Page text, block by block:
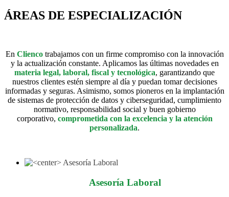
ÁREAS DE ESPECIALIZACIÓN
En Cliencotrabajamos con un firme compromiso con la innovación
y la actualización constante. Aplicamos las últimas novedades en
materia legal, laboral, fiscal y tecnológica, garantizando que
nuestros clientes estén siempre al día y puedan tomar decisiones
informadas y seguras. Asimismo, somos pioneros en la implantación
de sistemas de protección de datos y ciberseguridad, cumplimiento
normativo, responsabilidad social y buen gobierno
corporativo, comprometida con la excelencia y la atención
personalizada.
Asesoría Laboral